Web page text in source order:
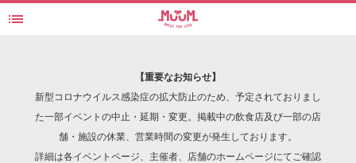
オニツカタイガー 表参道 NIPPON MADE
INTERVIEW

【重要なお知らせ】
新型コロナウイルス感染症の拡大防止のため、予定されておりまし
た一部イベントの中止・延期・変更。掲載中の飲食店及び一部の店
舗・施設の休業、営業時間の変更が発生しております。
詳細は各イベントページ、主催者、店舗のホームページにてご確認